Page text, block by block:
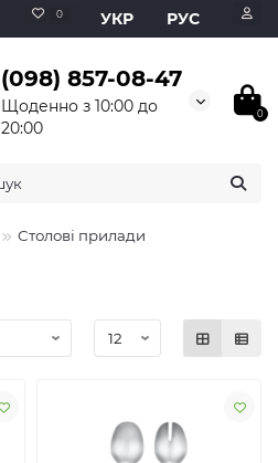
0 УКР РУС
(098) 857-08-47
Щоденно з 10:00 до
20:00
0
Столові прилади